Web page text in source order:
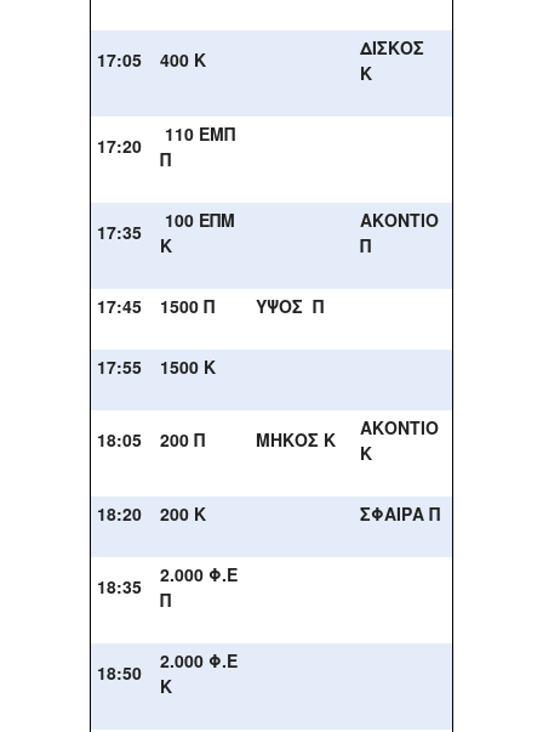
17:05 400 Κ
ΔΙΣΚΟΣ
Κ
17:20
110 ΕΜΠ
Π
17:35
100 ΕΠΜ
Κ
ΑΚΟΝΤΙΟ
Π
17:45 1500 Π ΥΨΟΣ Π
17:55 1500 Κ
18:05 200 Π ΜΗΚΟΣ Κ
ΑΚΟΝΤΙΟ
Κ
18:20 200 Κ ΣΦΑΙΡΑ Π
18:35
2.000 Φ.Ε
Π
18:50
2.000 Φ.Ε
Κ